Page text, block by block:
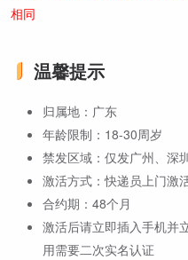
相同
温馨提示
归属地：广东
年龄限制：18-30周岁
禁发区域：仅发广州、深
激活方式：快递员上门激
合约期：48个月
激活后请立即插入手机并
用需要二次实名认证